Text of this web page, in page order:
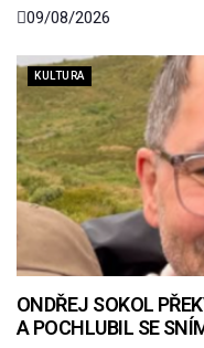
09/08/2026
KULTURA
ONDŘEJ SOKOL
A POCHLUBIL SE